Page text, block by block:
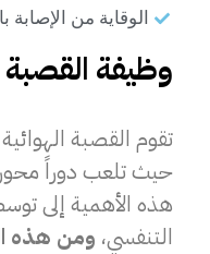
الوقاية من الإصابة
وظيفة القصبة
تقوم القصبة
حيث تلعب دوراً
هذه الأهمية إلى
التنفسي، ومن هذه